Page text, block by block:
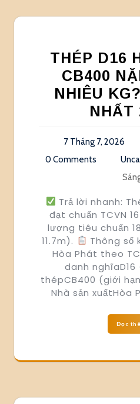
THÉP D16
CB400
NHIÊU
NHẤT
7 Tháng 7, 2026
0 Comments
Trả lời nhanh:
đạt chuẩn TCVN
lượng tiêu chuẩn
11.7m).
Thông số
Hòa Phát theo
danh nghĩaD16
thépCB400 (giới
Nhà sản xuấtHòa
Đọc